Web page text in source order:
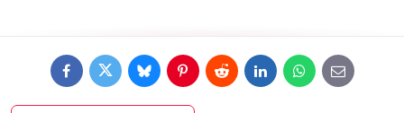
FacebookTwitterBlueskyPinterestRedditLinkedInWhatsApp
E-
mail